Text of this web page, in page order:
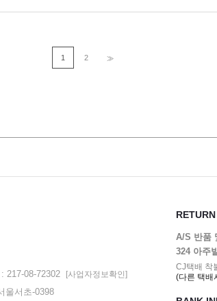
1 2 >>
217-08-72302
[사업자정보확인]
울서초-0398
A/S 반품
324 아주
CJ택배 착
(다른 택배